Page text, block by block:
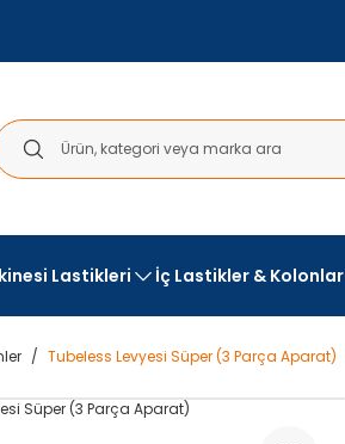
Lastikleri İç Lastikler & Kolonlar
Tubeless Levyesi Süper (3 Parça Aparat)